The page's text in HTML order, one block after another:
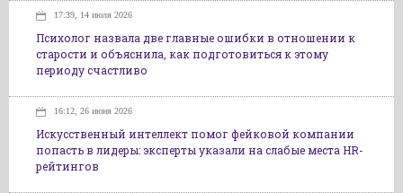
17:39, 14 июля 2026
Психолог назвала две главные ошибки в отношении к
старости и объяснила, как подготовиться к этому
периоду счастливо
16:12, 26 июня 2026
Искусственный интеллект помог фейковой компании
попасть в лидеры: эксперты указали на слабые места HR-
рейтингов